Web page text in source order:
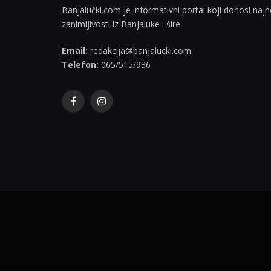
Banjalučki.com je informativni portal koji donosi
zanimljivosti iz Banjaluke i šire.
Email: redakcija@banjalucki.com
Telefon: 065/515/936
FacebookInstagram